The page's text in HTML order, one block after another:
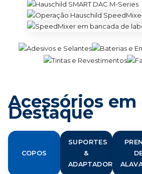
Acessórios em
Destaque
COPOS
SUPORTES
&
ADAPTADORES